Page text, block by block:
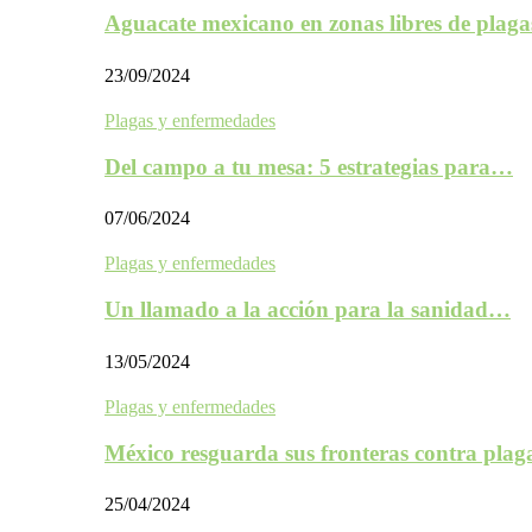
Aguacate mexicano en zonas libres de
23/09/2024
Plagas y enfermedades
Del campo a tu mesa: 5 estrategias para…
07/06/2024
Plagas y enfermedades
Un llamado a la acción para la sanidad…
13/05/2024
Plagas y enfermedades
México resguarda sus fronteras contra
25/04/2024